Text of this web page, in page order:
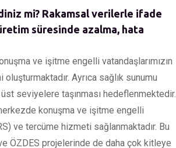
mi? Rakamsal verilerle ifade
süresinde azalma, hata
ve işitme engelli vatandaşlarımızın
Ayrıca sağlık sunumu
seviyelere taşınması hedeflenmektedir.
konuşma ve işitme engelli
ve tercüme hizmeti sağlanmaktadır. Bu
ÖZDES projelerinde de daha çok kitleye